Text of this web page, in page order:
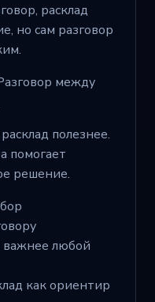
расклад
но сам разговор
между
полезнее.
помогает
решение.
любой
как ориентир